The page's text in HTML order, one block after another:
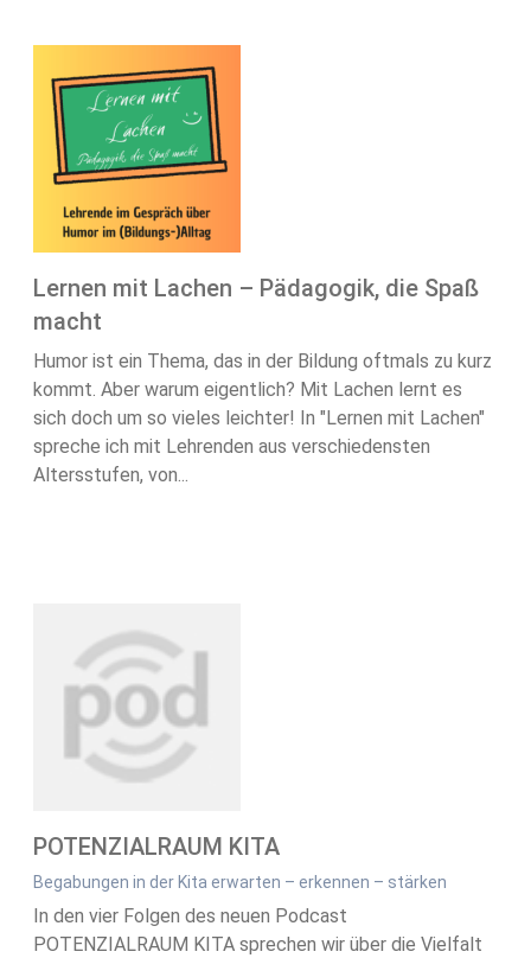
Lernen mit Lachen – Pädagogik, die Spaß
macht
Humor ist ein Thema, das in der Bildung oftmals zu kurz
kommt. Aber warum eigentlich? Mit Lachen lernt es
sich doch um so vieles leichter! In "Lernen mit Lachen"
spreche ich mit Lehrenden aus verschiedensten
Altersstufen, von...
POTENZIALRAUM KITA
Begabungen in der Kita erwarten – erkennen – stärken
In den vier Folgen des neuen Podcast
POTENZIALRAUM KITA sprechen wir über die Vielfalt